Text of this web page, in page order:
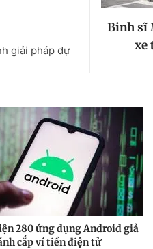
giải pháp dự
Binh sĩ
xe
280 ứng dụng Android giả
cắp ví tiền điện tử